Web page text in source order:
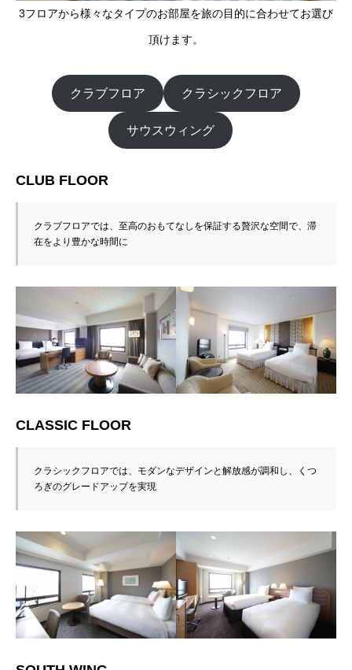
3フロアから様々なタイプのお部屋を旅の目的に合わせてお選び
頂けます。
クラブフロア クラシックフロア
サウスウィング
CLUB FLOOR
クラブフロアでは、至高のおもてなしを保証する贅沢な空間で、滞
在をより豊かな時間に
CLASSIC FLOOR
クラシックフロアでは、モダンなデザインと解放感が調和し、くつ
ろぎのグレードアップを実現